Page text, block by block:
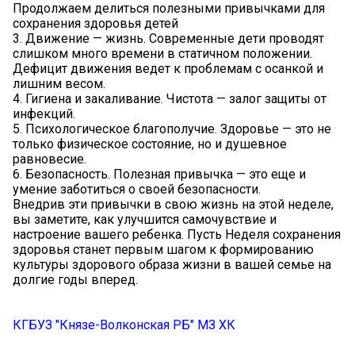
Продолжаем делиться полезными привычками для
сохранения здоровья детей
3. Движение — жизнь. Современные дети проводят
слишком много времени в статичном положении.
Дефицит движения ведет к проблемам с осанкой и
лишним весом.
4. Гигиена и закаливание. Чистота — залог защиты от
инфекций.
5. Психологическое благополучие. Здоровье — это не
только физическое состояние, но и душевное
равновесие.
6. Безопасность. Полезная привычка — это еще и
умение заботиться о своей безопасности.
Внедрив эти привычки в свою жизнь на этой неделе,
вы заметите, как улучшится самочувствие и
настроение вашего ребенка. Пусть Неделя сохранения
здоровья станет первым шагом к формированию
культуры здорового образа жизни в вашей семье на
долгие годы вперед.
КГБУЗ "Князе-Волконская РБ" МЗ ХК